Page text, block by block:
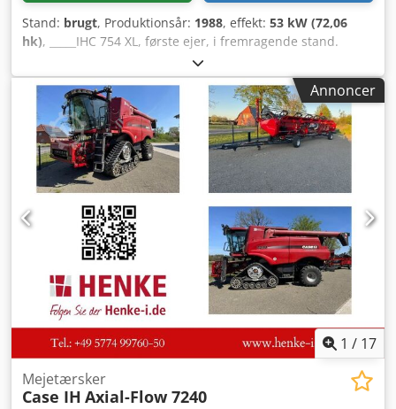
Stand: brugt, Produktionsår: 1988, effekt: 53 kW (72,06
hk), _____IHC 754 XL, første ejer, i fremragende stand.
Driftstimer: ca. 8.600 Dcsdpfx Afozdmutsisk Årgang: 1988
Frontlift Frontmonteret PTO (kraftoverføringsaksel) 30 km/t
gearkasse Pris: 24.500,00 EUR netto Opbevaringssted: null
Annoncer
1 / 17
Mejetærsker
Case IH Axial-Flow 7240